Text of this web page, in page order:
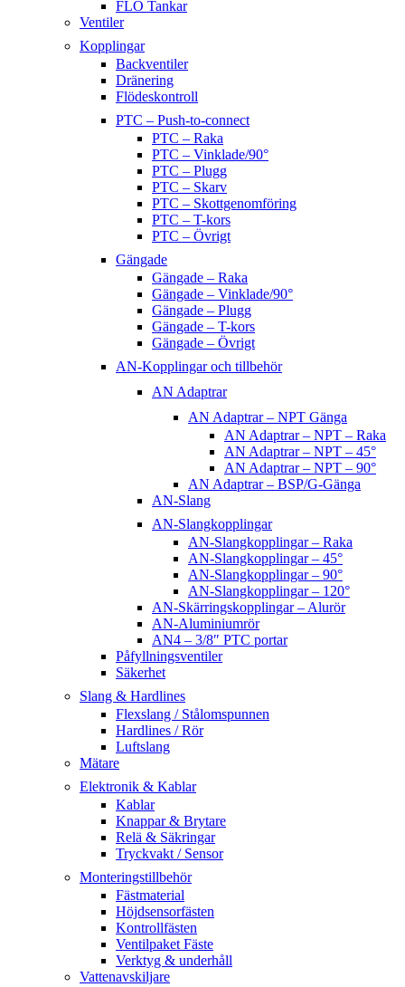
FLO Tankar
Ventiler
Kopplingar
Backventiler
Dränering
Flödeskontroll
PTC – Push-to-connect
PTC – Raka
PTC – Vinklade/90°
PTC – Plugg
PTC – Skarv
PTC – Skottgenomföring
PTC – T-kors
PTC – Övrigt
Gängade
Gängade – Raka
Gängade – Vinklade/90°
Gängade – Plugg
Gängade – T-kors
Gängade – Övrigt
AN-Kopplingar och tillbehör
AN Adaptrar
AN Adaptrar – NPT Gänga
AN Adaptrar – NPT – Raka
AN Adaptrar – NPT – 45°
AN Adaptrar – NPT – 90°
AN Adaptrar – BSP/G-Gänga
AN-Slang
AN-Slangkopplingar
AN-Slangkopplingar – Raka
AN-Slangkopplingar – 45°
AN-Slangkopplingar – 90°
AN-Slangkopplingar – 120°
AN-Skärringskopplingar – Alurör
AN-Aluminiumrör
AN4 – 3/8″ PTC portar
Påfyllningsventiler
Säkerhet
Slang & Hardlines
Flexslang / Stålomspunnen
Hardlines / Rör
Luftslang
Mätare
Elektronik & Kablar
Kablar
Knappar & Brytare
Relä & Säkringar
Tryckvakt / Sensor
Monteringstillbehör
Fästmaterial
Höjdsensorfästen
Kontrollfästen
Ventilpaket Fäste
Verktyg & underhåll
Vattenavskiljare